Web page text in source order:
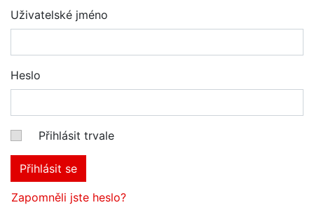
Uživatelské jméno
Heslo
Přihlásit trvale
Přihlásit se
Zapomněli jste heslo?